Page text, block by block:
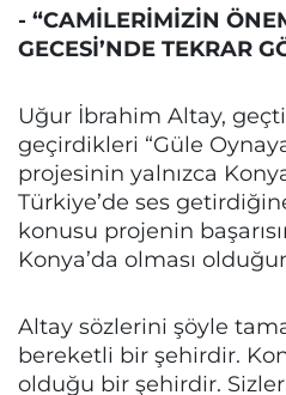
- “CAMİLERİMİZİN
GECESİ’NDE TEKRAR
Uğur İbrahim Altay,
geçirdikleri “Güle
projesinin yalnızca
Türkiye’de ses
konusu projenin
Konya’da olması
Altay sözlerini şöyle
bereketli bir şehirdir.
olduğu bir şehirdir.